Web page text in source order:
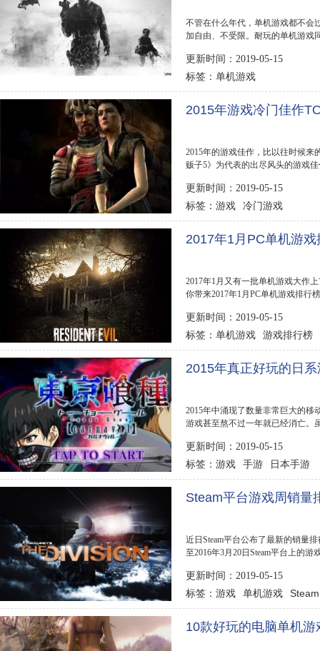
不管在什么年代，单机游戏都不会
加自由、不受限。耐玩的单机游戏
更新时间：2019-05-15
标签： 单机游戏
2015年游戏冷门佳作
2015年的游戏佳作，比以往时候来
贩子5》为代表的出尽风头的游戏
更新时间：2019-05-15
标签： 游戏 冷门游戏
2017年1月PC单机游
2017年1月又有一批单机游戏大作
你带来2017年1月PC单机游戏排行
更新时间：2019-05-15
标签： 单机游戏 游戏排行榜
2015年真正好玩的日
2015年中涌现了数量非常巨大的移
游戏甚至熬不过一年就已经消亡。
更新时间：2019-05-15
标签： 游戏 手游 日本手游
Steam平台游戏周销量
近日Steam平台公布了最新的销量
至2016年3月20日Steam平台上的
更新时间：2019-05-15
标签： 游戏 单机游戏 Steam
10款好玩的电脑单机